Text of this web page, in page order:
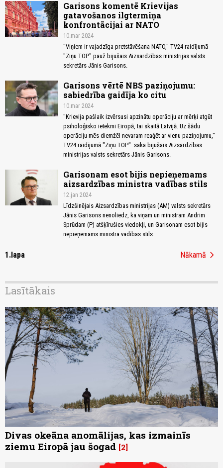
Garisons komentē Krievijas
gatavošanos ilgtermiņa
konfrontācijai ar NATO
10.mar 2024
"Viņiem ir vajadzīga pretstāvēšana NATO," TV24 raidījumā
"Ziņu TOP" pauž bijušais Aizsardzības ministrijas valsts
sekretārs Jānis Garisons.
Garisons vērtē NBS paziņojumu:
sabiedrība gaidīja ko citu
10.mar 2024
"Krievija pašlaik izvērsusi apzinātu operāciju ar mērķi atgūt
psiholoģisko ietekmi Eiropā, tai skaitā Latvijā. Uz šādu
operāciju mēs diemžēl nevaram reaģēt ar vienu paziņojumu,"
TV24 raidījumā "Ziņu TOP" saka bijušais Aizsardzības
ministrijas valsts sekretārs Jānis Garisons.
Garisonam esot bijis nepieņemams
aizsardzības ministra vadības stils
12.jan 2024
Līdzšinējais Aizsardzības ministrijas (AM) valsts sekretārs
Jānis Garisons nenoliedz, ka viņam un ministram Andrim
Sprūdam (P) atšķīrušies viedokļi, un Garisonam esot bijis
nepieņemams ministra vadības stils.
1.lapa Nākamā chevron_right
Lasītākais
Divas okeāna anomālijas, kas izmainīs
ziemu Eiropā jau šogad 2